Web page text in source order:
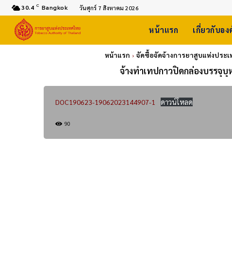
30.4 C Bangkok วันศุกร์ 7 สิงหาคม 2026
หน้าแรก เกี่ยวกับอง
หน้าแรก จัดซื้อจัดจ้างการยาสูบแห่งประเ
จ้างทำเทปกาวปิดกล่องบรรจุ
DOC190623-19062023144907-1 ดาวน์โหลด
90